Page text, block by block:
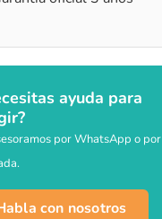
ayuda para
por WhatsApp o por
con nosotros